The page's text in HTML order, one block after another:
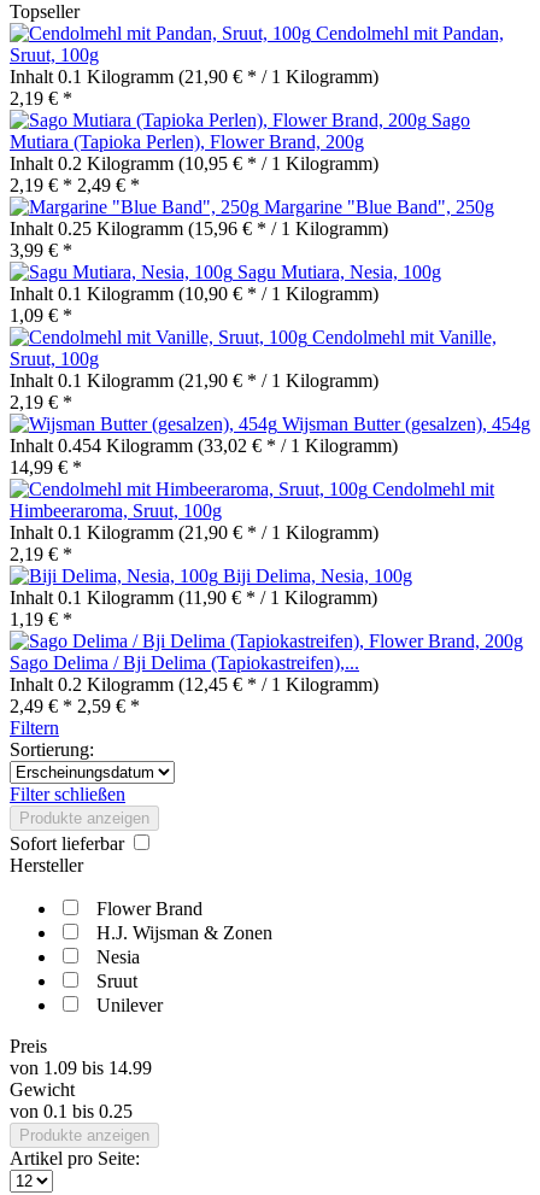
Topseller
Cendolmehl mit Pandan,
Sruut, 100g
Inhalt 0.1 Kilogramm (21,90 € * / 1 Kilogramm)
2,19 € *
Sago
Mutiara (Tapioka Perlen), Flower Brand, 200g
Inhalt 0.2 Kilogramm (10,95 € * / 1 Kilogramm)
2,19 € * 2,49 € *
Margarine "Blue Band", 250g
Inhalt 0.25 Kilogramm (15,96 € * / 1 Kilogramm)
3,99 € *
Sagu Mutiara, Nesia, 100g
Inhalt 0.1 Kilogramm (10,90 € * / 1 Kilogramm)
1,09 € *
Cendolmehl mit Vanille,
Sruut, 100g
Inhalt 0.1 Kilogramm (21,90 € * / 1 Kilogramm)
2,19 € *
Wijsman Butter (gesalzen), 454g
Inhalt 0.454 Kilogramm (33,02 € * / 1 Kilogramm)
14,99 € *
Cendolmehl mit
Himbeeraroma, Sruut, 100g
Inhalt 0.1 Kilogramm (21,90 € * / 1 Kilogramm)
2,19 € *
Biji Delima, Nesia, 100g
Inhalt 0.1 Kilogramm (11,90 € * / 1 Kilogramm)
1,19 € *
Sago Delima / Bji Delima (Tapiokastreifen),...
Inhalt 0.2 Kilogramm (12,45 € * / 1 Kilogramm)
2,49 € * 2,59 € *
Filtern
Sortierung:
Filter schließen
Produkte anzeigen
Sofort lieferbar
Hersteller
Flower Brand
H.J. Wijsman & Zonen
Nesia
Sruut
Unilever
Preis
von 1.09 bis 14.99
Gewicht
von 0.1 bis 0.25
Produkte anzeigen
Artikel pro Seite: